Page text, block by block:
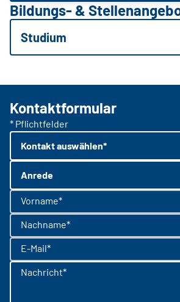
Bildungs- &
Studium
Kontaktformular
* Pflichtfelder
Kontakt auswählen*
Anrede
Vorname*
Nachname*
E-Mail*
Nachricht*